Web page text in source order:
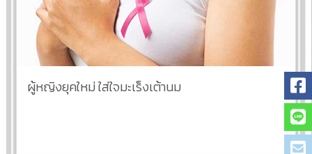
ผู้หญิงยุคใหม่ ใส่ใจมะเร็งเต้านม